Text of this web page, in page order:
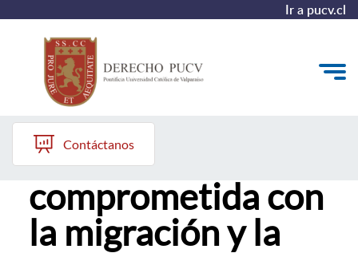
Ir a pucv.cl
Quiénes somos
Estudiantes y Admisión
Postgrados y Formación Continua
Investigación y Biblioteca
Contáctanos
Rocío Rivero Velarde, alumni Derecho PUCV
Una abogada
comprometida con
la migración y la